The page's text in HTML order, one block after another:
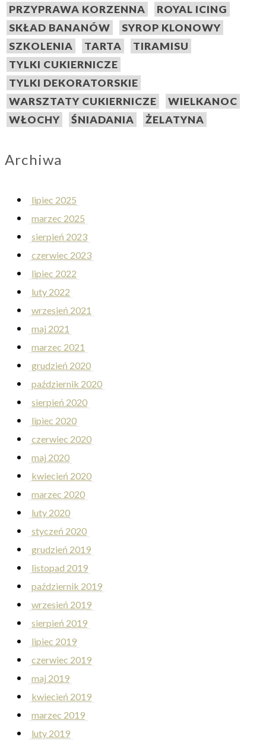
PRZYPRAWA KORZENNA
ROYAL ICING
SKŁAD BANANÓW
SYROP KLONOWY
SZKOLENIA
TARTA
TIRAMISU
TYLKI CUKIERNICZE
TYLKI DEKORATORSKIE
WARSZTATY CUKIERNICZE
WIELKANOC
WŁOCHY
ŚNIADANIA ŻELATYNA
Archiwa
lipiec 2025
marzec 2025
sierpień 2023
czerwiec 2023
lipiec 2022
luty 2022
wrzesień 2021
maj 2021
marzec 2021
grudzień 2020
październik 2020
sierpień 2020
lipiec 2020
czerwiec 2020
maj 2020
kwiecień 2020
marzec 2020
luty 2020
styczeń 2020
grudzień 2019
listopad 2019
październik 2019
wrzesień 2019
sierpień 2019
lipiec 2019
czerwiec 2019
maj 2019
kwiecień 2019
marzec 2019
luty 2019